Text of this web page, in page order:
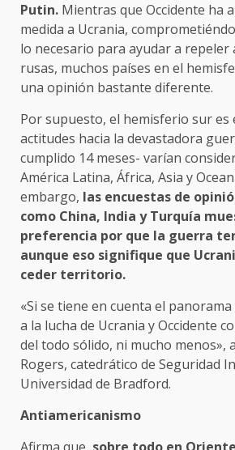
Putin. Mientras que Occidente ha
medida a Ucrania,
lo necesario para ayudar a repeler
rusas, muchos países en el
una opinión bastante diferente.
Por supuesto, el hemisferio sur es
actitudes hacia la devastadora
cumplido 14 meses- varían
América Latina, África, Asia y
embargo, las encuestas de
como China, India y Turquía
preferencia por que la guerra
aunque eso signifique que
ceder territorio.
«Si se tiene en cuenta el
a la lucha de Ucrania y Occidente
del todo sólido, ni mucho menos»,
Rogers, catedrático de Seguridad
Universidad de Bradford.
Antiamericanismo